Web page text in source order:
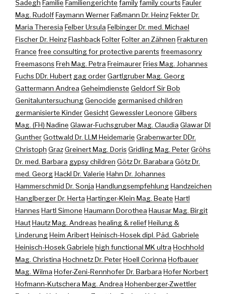
Sadegh Familie Familiengerichte familyfamily courts Fauler
Mag. RudolfFaymann WernerFaßmann Dr. HeinzFekter Dr.
Maria Theresia Felber Ursula Felbinger Dr. med. Michael
Fischer Dr. HeinzFlashbackFolterFolter an Zähnen Frakturen
France free consulting for protective parentsfreemasonry
FreemasonsFreh Mag. Petra FreimaurerFries Mag. Johannes
Fuchs DDr. Hubert gag orderGartlgruber Mag. Georg
Gattermann Andrea Geheimdienste Geldorf Sir Bob
GenitaluntersuchungGenocide germanised children
germanisierte KinderGesichtGewessler Leonore Gilbers
Mag. (FH) Nadine Glawar-Fuchsgruber Mag. Claudia Glawar DI
GuntherGottwald Dr. LLM Heidemarie Grabenwarter DDr.
Christoph GrazGreinert Mag. DorisGridling Mag. PeterGröhs
Dr. med. Barbara gypsy children Götz Dr. Barabara Götz Dr.
med. GeorgHackl Dr. Valerie Hahn Dr. Johannes
Hammerschmid Dr. Sonja HandlungsempfehlungHandzeichen
Hanglberger Dr. Herta Hartinger-Klein Mag. Beate Hartl
HannesHartl Simone Haumann Dorothea Hausar Mag. Birgit
HautHautz Mag. Andreashealing & reliefHeilung &
LinderungHeim AribertHeinisch-Hosek dipl. Päd. Gabriele
Heinisch-Hosek Gabriele high functional MK ultra Hochhold
Mag. Christina Hochnetz Dr. PeterHoell Corinna Hofbauer
Mag. Wilma Hofer-Zeni-Rennhofer Dr. Barbara Hofer Norbert
Hofmann-Kutschera Mag. Andrea Hohenberger-Zwettler